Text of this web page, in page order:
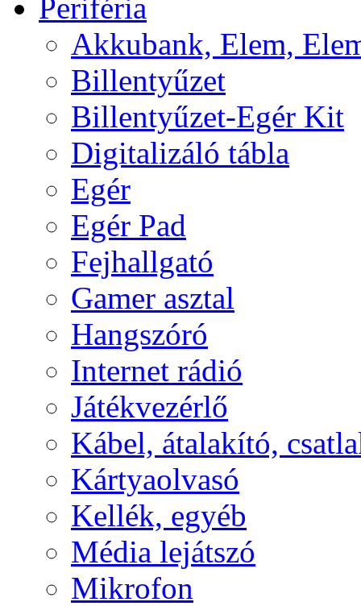
Periféria
Akkubank, Elem,
Billentyűzet
Billentyűzet-Egér Kit
Digitalizáló tábla
Egér
Egér Pad
Fejhallgató
Gamer asztal
Hangszóró
Internet rádió
Játékvezérlő
Kábel, átalakító,
Kártyaolvasó
Kellék, egyéb
Média lejátszó
Mikrofon